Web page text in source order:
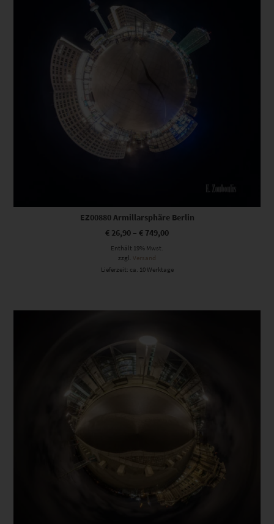
EZ00880 Armillarsphäre Berlin
€ 26,90 – € 749,00
Enthält 19% Mwst.
zzgl. Versand
Lieferzeit: ca. 10 Werktage
Dieses Produkt weist mehrere Varianten auf. Die Optionen können auf der Produktseite gewählt werden